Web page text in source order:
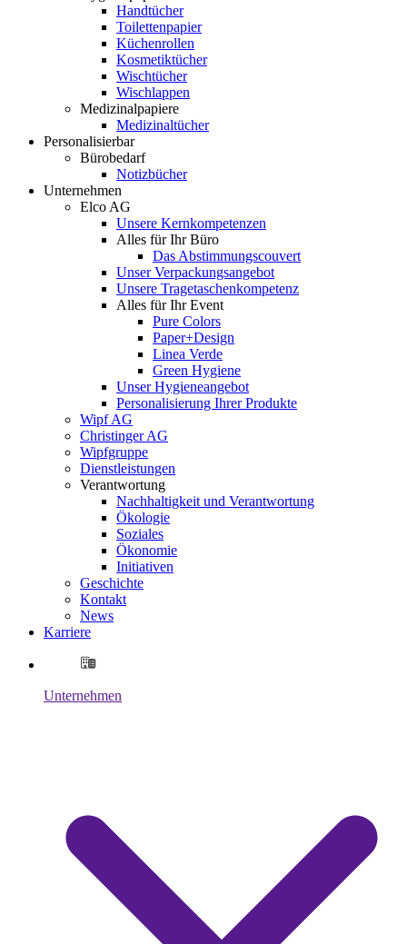
Handtücher
Toilettenpapier
Küchenrollen
Kosmetiktücher
Wischtücher
Wischlappen
Medizinalpapiere
Medizinaltücher
Personalisierbar
Bürobedarf
Notizbücher
Unternehmen
Elco AG
Unsere Kernkompetenzen
Alles für Ihr Büro
Das Abstimmungscouvert
Unser Verpackungsangebot
Unsere Tragetaschenkompetenz
Alles für Ihr Event
Pure Colors
Paper+Design
Linea Verde
Green Hygiene
Unser Hygieneangebot
Personalisierung Ihrer Produkte
Wipf AG
Christinger AG
Wipfgruppe
Dienstleistungen
Verantwortung
Nachhaltigkeit und Verantwortung
Ökologie
Soziales
Ökonomie
Initiativen
Geschichte
Kontakt
News
Karriere
Unternehmen